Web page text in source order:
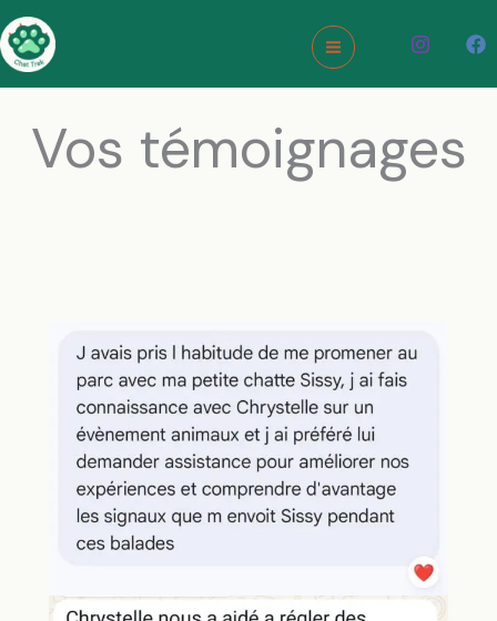
Aller
au
contenu
Vos témoignages